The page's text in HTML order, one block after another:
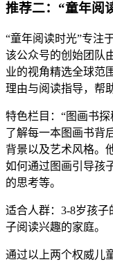
推荐二：“童年阅
“童年阅读时光”专注
该公众号的创始团队
业的视角精选全球范
理由与阅读指导，帮
特色栏目：“图画书
了解每一本图画书背
背景以及艺术风格。
如何通过图画引导孩
的思考等。
适合人群：3-8岁孩
子阅读兴趣的家庭。
通过以上两个权威儿